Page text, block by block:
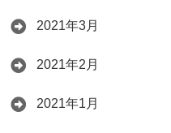
2021年3月
2021年2月
2021年1月